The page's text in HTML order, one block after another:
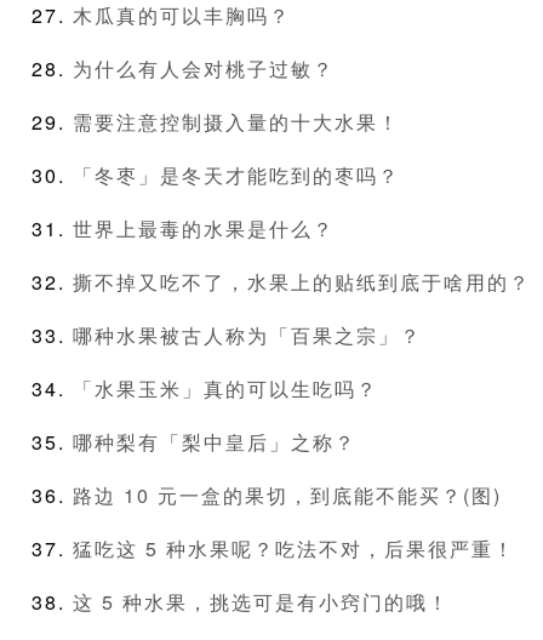
木瓜真的可以丰胸吗？
为什么有人会对桃子过敏？
需要注意控制摄入量的十大水果！
「冬枣」是冬天才能吃到的枣吗？
世界上最毒的水果是什么？
撕不掉又吃不了，水果上的贴纸到底于啥用的？
哪种水果被古人称为「百果之宗」？
「水果玉米」真的可以生吃吗？
哪种梨有「梨中皇后」之称？
路边 10 元一盒的果切，到底能不能买？(图)
猛吃这 5 种水果呢？吃法不对，后果很严重！
这 5 种水果，挑选可是有小窍门的哦！